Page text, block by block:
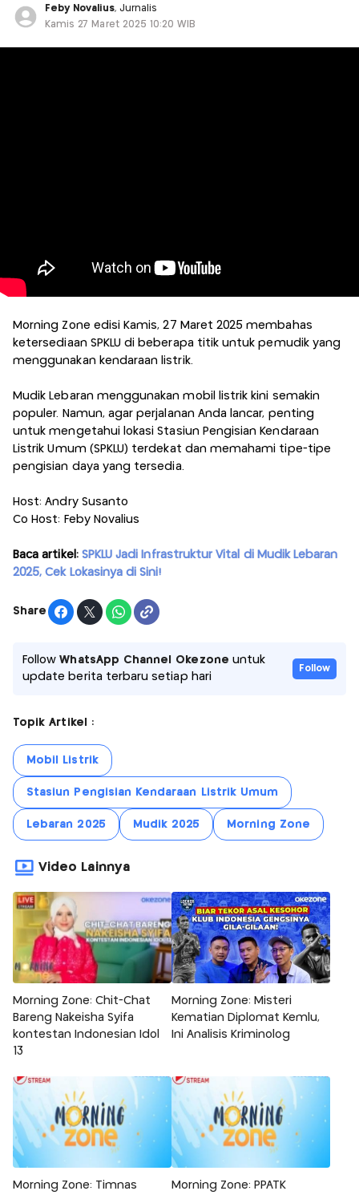
Feby Novalius, Jurnalis
Kamis 27 Maret 2025 10:20 WIB
Morning Zone edisi Kamis, 27 Maret 2025 membahas
ketersediaan SPKLU di beberapa titik untuk pemudik yang
menggunakan kendaraan listrik.
Mudik Lebaran menggunakan mobil listrik kini semakin
populer. Namun, agar perjalanan Anda lancar, penting
untuk mengetahui lokasi Stasiun Pengisian Kendaraan
Listrik Umum (SPKLU) terdekat dan memahami tipe-tipe
pengisian daya yang tersedia.
Host: Andry Susanto
Co Host: Feby Novalius
Baca artikel: SPKLU Jadi Infrastruktur Vital di Mudik Lebaran
2025, Cek Lokasinya di Sini!
Share
FollowWhatsApp Channel Okezone untuk
update berita terbaru setiap hari
Follow
Topik Artikel :
Mobil Listrik
Stasiun Pengisian Kendaraan Listrik Umum
Lebaran 2025 Mudik 2025 Morning Zone
Video Lainnya
Morning Zone: Chit-Chat
Bareng Nakeisha Syifa
kontestan Indonesian Idol
13
Morning Zone: Misteri
Kematian Diplomat Kemlu,
Ini Analisis Kriminolog
Morning Zone: Timnas
Morning Zone: PPATK